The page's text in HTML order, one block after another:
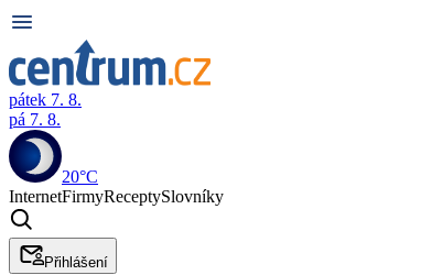
pátek 7. 8.
pá 7. 8.
20°C
InternetFirmyReceptySlovníky
Přihlášení